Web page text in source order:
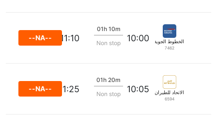
الخطوط الجوية البريطانية
7462
10:00
01h 10m
Non stop
11:10
--NA--
الاتحاد للطيران
6594
10:05
01h 20m
Non stop
11:25
--NA--